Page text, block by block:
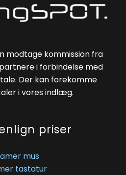
modtage kommission fra
i forbindelse med
Der kan forekomme
i vores indlæg.
priser
mus
tastatur